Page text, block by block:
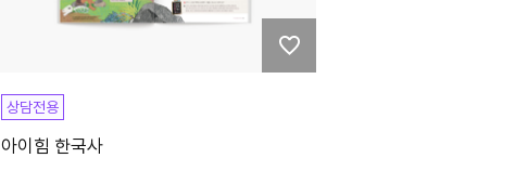
상담전용
아이힘 한국사